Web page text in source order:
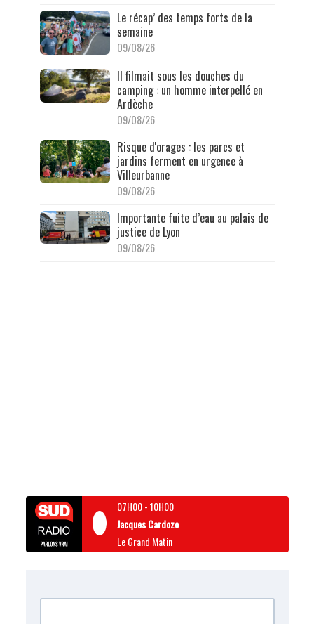
Le récap’ des temps forts de la
semaine
09/08/26
Il filmait sous les douches du
camping : un homme interpellé en
Ardèche
09/08/26
Risque d'orages : les parcs et
jardins ferment en urgence à
Villeurbanne
09/08/26
Importante fuite d’eau au palais de
justice de Lyon
09/08/26
07H00-10H00
Jacques Cardoze
Le Grand Matin